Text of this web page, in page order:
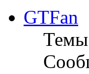
GTFan
Темы